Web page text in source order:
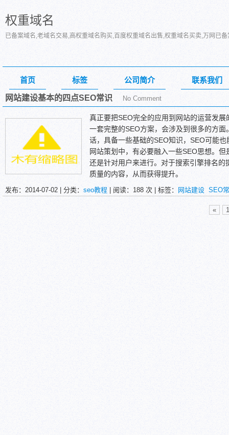
权重域名
已备案域名,老域名交易,高权重域名购买,百度权重域名出售,权重域名买卖,万网已
首页 标签 公司简介 联系我们
网站建设基本的四点SEO常识 No Comment
真正要把SEO完全的应用到网站的运营发
一套完整的SEO方案，会涉及到很多的方
话，具备一些基础的SEO知识，SEO可能
网站策划中，有必要融入一些SEO思想。
还是针对用户来进行。对于搜索引擎排名
质量的内容，从而获得提升。
基础的SEO常识，可能会涉及到以下几个方
一、页面需要静态化吗
静态化URL、动态化URL，都属于URL优
发布：2014-07-02 | 分类： seo教程 | 阅读： 188 次 | 标签： 网站建设 SEO
« 1